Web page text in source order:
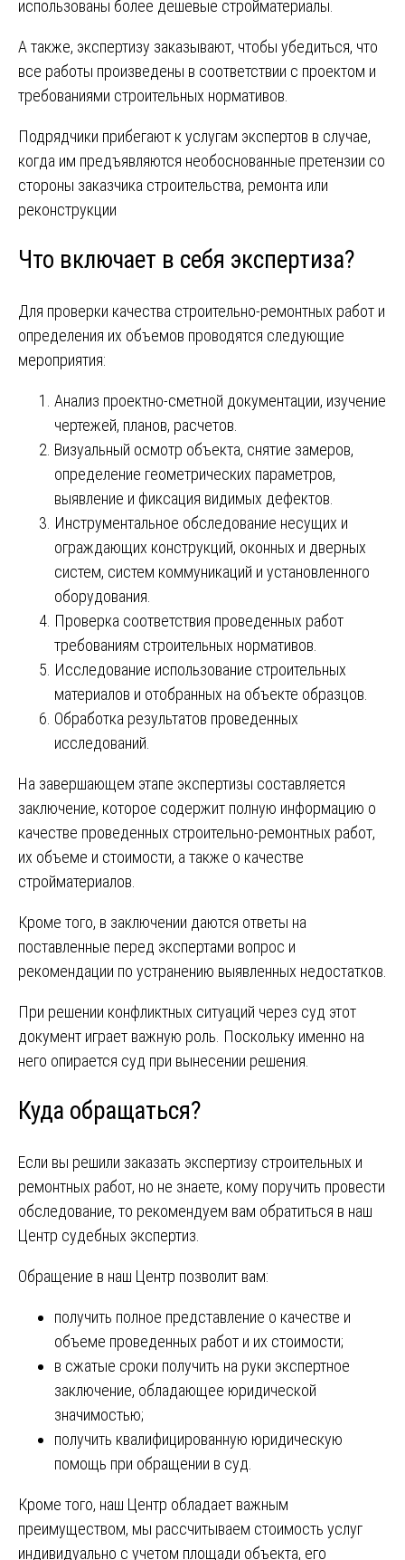
использованы более дешевые стройматериалы.
А также, экспертизу заказывают, чтобы убедиться, что
все работы произведены в соответствии с проектом и
требованиями строительных нормативов.
Подрядчики прибегают к услугам экспертов в случае,
когда им предъявляются необоснованные претензии со
стороны заказчика строительства, ремонта или
реконструкции
Что включает в себя экспертиза?
Для проверки качества строительно-ремонтных работ и
определения их объемов проводятся следующие
мероприятия:
Анализ проектно-сметной документации, изучение
чертежей, планов, расчетов.
Визуальный осмотр объекта, снятие замеров,
определение геометрических параметров,
выявление и фиксация видимых дефектов.
Инструментальное обследование несущих и
ограждающих конструкций, оконных и дверных
систем, систем коммуникаций и установленного
оборудования.
Проверка соответствия проведенных работ
требованиям строительных нормативов.
Исследование использование строительных
материалов и отобранных на объекте образцов.
Обработка результатов проведенных
исследований.
На завершающем этапе экспертизы составляется
заключение, которое содержит полную информацию о
качестве проведенных строительно-ремонтных работ,
их объеме и стоимости, а также о качестве
стройматериалов.
Кроме того, в заключении даются ответы на
поставленные перед экспертами вопрос и
рекомендации по устранению выявленных недостатков.
При решении конфликтных ситуаций через суд этот
документ играет важную роль. Поскольку именно на
него опирается суд при вынесении решения.
Куда обращаться?
Если вы решили заказать экспертизу строительных и
ремонтных работ, но не знаете, кому поручить провести
обследование, то рекомендуем вам обратиться в наш
Центр судебных экспертиз.
Обращение в наш Центр позволит вам:
получить полное представление о качестве и
объеме проведенных работ и их стоимости;
в сжатые сроки получить на руки экспертное
заключение, обладающее юридической
значимостью;
получить квалифицированную юридическую
помощь при обращении в суд.
Кроме того, наш Центр обладает важным
преимуществом, мы рассчитываем стоимость услуг
индивидуально с учетом площади объекта, его